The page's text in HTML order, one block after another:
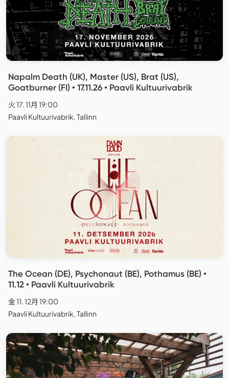
Napalm Death (UK), Master (US), Brat (US),
Goatburner (FI) • 17.11.26 • Paavli Kultuurivabrik
火 17. 11月 19:00
Paavli Kultuurivabrik, Tallinn
The Ocean (DE), Psychonaut (BE), Pothamus (BE) •
11.12 • Paavli Kultuurivabrik
金 11. 12月 19:00
Paavli Kultuurivabrik, Tallinn